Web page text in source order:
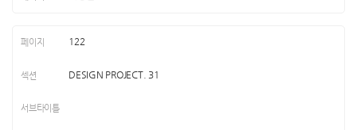
122
DESIGN PROJECT. 31